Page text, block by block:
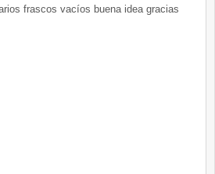
frascos vacíos buena idea gracias